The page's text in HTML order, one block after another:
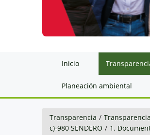
Inicio
Planeación ambiental
Transparencia / Transparencia
c)-980 SENDERO / 1.